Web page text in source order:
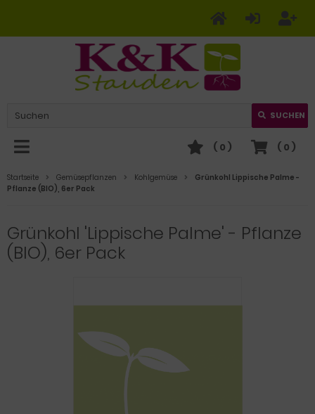
SUCHEN
( 0 )
( 0 )
Startseite Gemüsepflanzen Kohlgemüse
Grünkohl Lippische Palme -
Pflanze (BIO), 6er Pack
Grünkohl 'Lippische Palme' - Pflanze
(BIO), 6er Pack